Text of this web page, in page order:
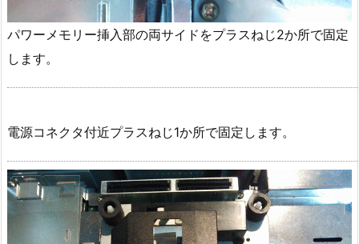
パワーメモリー挿入部の両サイドをプラスねじ2か所で固定
します。
電源コネクタ付近プラスねじ1か所で固定します。